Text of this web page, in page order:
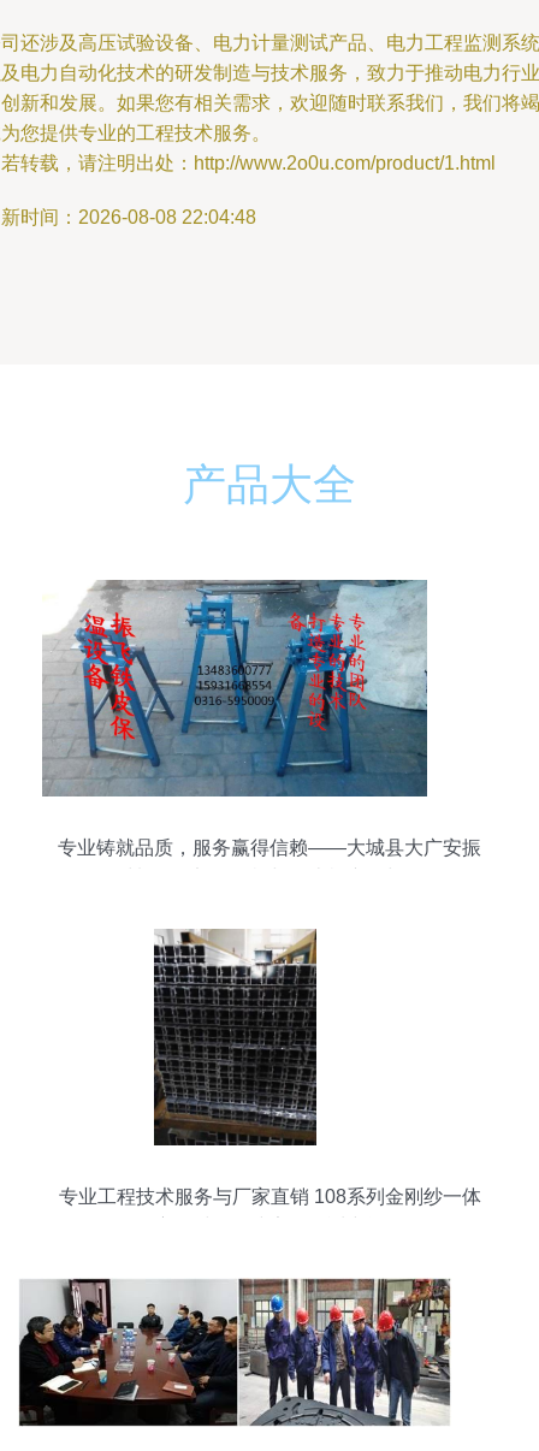
还涉及高压试验设备、电力计量测试产品、电力工程监测系统
电力自动化技术的研发制造与技术服务，致力于推动电力行业
新和发展。如果您有相关需求，欢迎随时联系我们，我们将竭
您提供专业的工程技术服务。
转载，请注明出处：http://www.2o0u.com/product/1.html
时间：2026-08-08 22:04:48
产品大全
专业铸就品质，服务赢得信赖——大城县大广安振
专业工程技术服务与厂家直销 108系列金刚纱一体